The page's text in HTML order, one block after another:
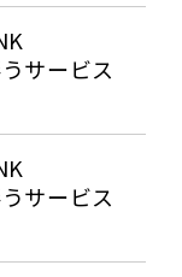
サービス
サービス